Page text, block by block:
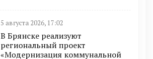
5 августа 2026, 17:02
В Брянске реализуют
региональный проект
«Модернизация коммунальной